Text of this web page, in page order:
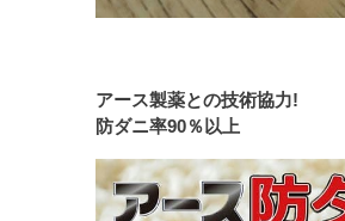
アース製薬との技術協力!
防ダニ率90％以上